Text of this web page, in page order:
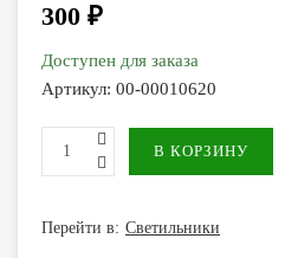
300 ₽
Доступен для заказа
Артикул: 00-00010620
Перейти в: Светильники